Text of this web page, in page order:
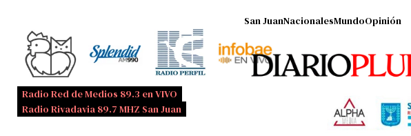
Radio Red de Medios 89.3 en VIVO
Radio Rivadavia 89.7 MHZ San Juan
San JuanNacionalesMundoOpinión